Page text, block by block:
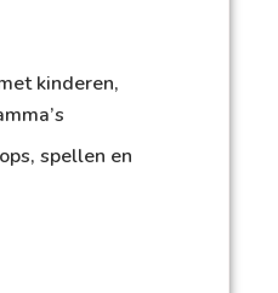
kinderen,
spellen en